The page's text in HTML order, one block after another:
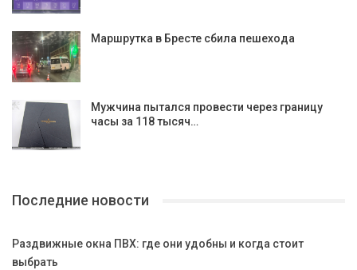
Маршрутка в Бресте сбила пешехода
Мужчина пытался провести через границу
часы за 118 тысяч…
Последние новости
Раздвижные окна ПВХ: где они удобны и когда стоит
выбрать